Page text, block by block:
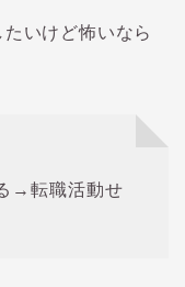
いけど怖いなら
→転職活動せ